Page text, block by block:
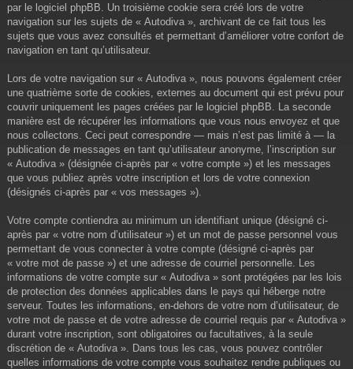
par le logiciel phpBB. Un troisième cookie sera créé lors de votre
navigation sur les sujets de « Autodiva », archivant de ce fait tous les
sujets que vous avez consultés et permettant d’améliorer votre confort de
navigation en tant qu’utilisateur.
Lors de votre navigation sur « Autodiva », nous pouvons également créer
une quatrième sorte de cookies, externes au document qui est prévu pour
couvrir uniquement les pages créées par le logiciel phpBB. La seconde
manière est de récupérer les informations que vous nous envoyez et que
nous collectons. Ceci peut correspondre — mais n’est pas limité à — la
publication de messages en tant qu’utilisateur anonyme, l’inscription sur
« Autodiva » (désignée ci-après par « votre compte ») et les messages
que vous publiez après votre inscription et lors de votre connexion
(désignés ci-après par « vos messages »).
Votre compte contiendra au minimum un identifiant unique (désigné ci-
après par « votre nom d’utilisateur ») et un mot de passe personnel vous
permettant de vous connecter à votre compte (désigné ci-après par
« votre mot de passe ») et une adresse de courriel personnelle. Les
informations de votre compte sur « Autodiva » sont protégées par les lois
de protection des données applicables dans le pays qui héberge notre
serveur. Toutes les informations, en-dehors de votre nom d’utilisateur, de
votre mot de passe et de votre adresse de courriel requis par « Autodiva »
durant votre inscription, sont obligatoires ou facultatives, à la seule
discrétion de « Autodiva ». Dans tous les cas, vous pouvez contrôler
quelles informations de votre compte vous souhaitez rendre publiques ou